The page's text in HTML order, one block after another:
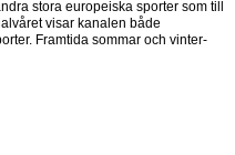
stora europeiska sporter som till
visar kanalen både
Framtida sommar och vinter-